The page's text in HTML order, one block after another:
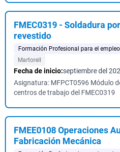
FMEC0319 - Soldadura
revestido
Formación Profesional para el empleo
Martorell
Fecha de inicio:septiembre del
Asignatura: MFPCT0596 Módulo
centros de trabajo del FMEC0319
FMEE0108 Operaciones
Fabricación Mecánica